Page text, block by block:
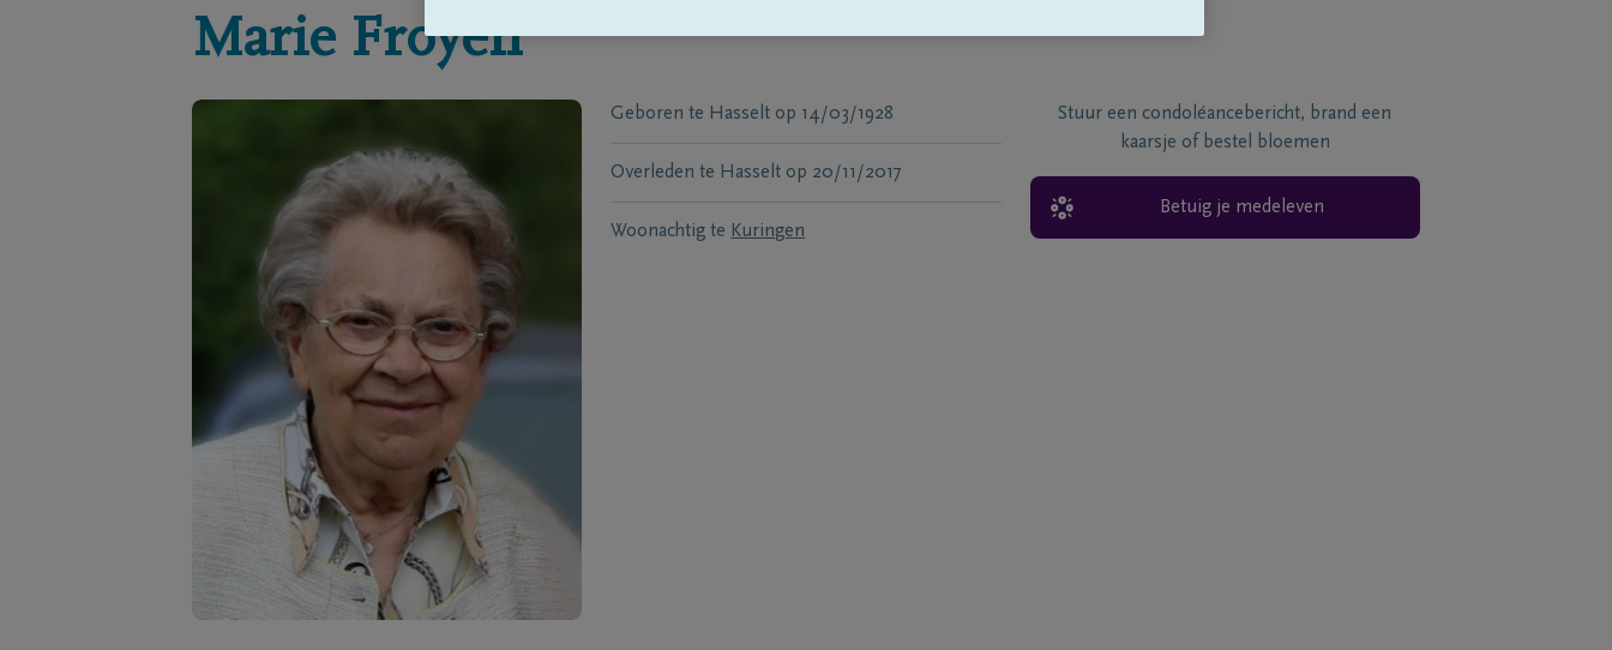
Marie Froyen
Geboren te Hasselt op 14/03/1928
Overleden te Hasselt op 20/11/2017
Woonachtig te Kuringen
Stuur een condoléancebericht, brand een
kaarsje of bestel bloemen
Betuig je medeleven